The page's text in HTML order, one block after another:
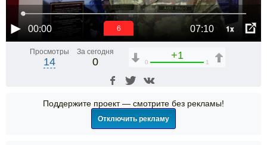
00:00 07:10 1x
6
Просмотры
14
За сегодня
0
+1
0 1
Поддержите проект — смотрите без рекламы!
Отключить рекламу